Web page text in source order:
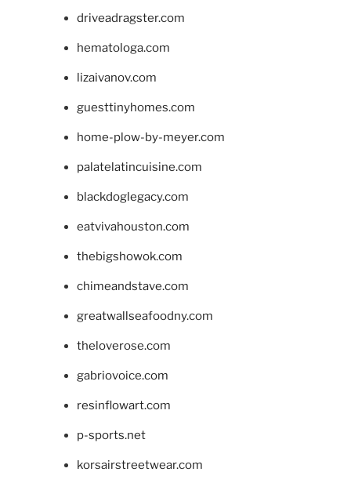
driveadragster.com
hematologa.com
lizaivanov.com
guesttinyhomes.com
home-plow-by-meyer.com
palatelatincuisine.com
blackdoglegacy.com
eatvivahouston.com
thebigshowok.com
chimeandstave.com
greatwallseafoodny.com
theloverose.com
gabriovoice.com
resinflowart.com
p-sports.net
korsairstreetwear.com